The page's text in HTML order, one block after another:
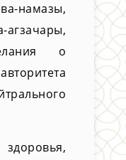
намазы,
о